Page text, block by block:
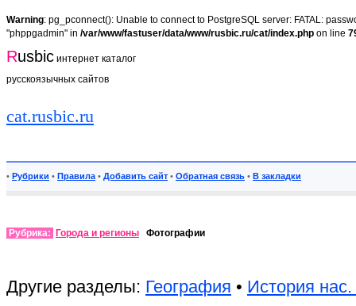
Warning: pg_pconnect(): Unable to connect to PostgreSQL server: FATAL:
"phppgadmin" in /var/www/fastuser/data/www/rusbic.ru/cat/index.php on line
Rusbic интернет каталог
русскоязычных сайтов
cat.rusbic.ru
• Рубрики • Правила • Добавить сайт • Обратная связь • В закладки
Рубрика: Города и регионы Фотографии
Другие разделы: География • История нас.